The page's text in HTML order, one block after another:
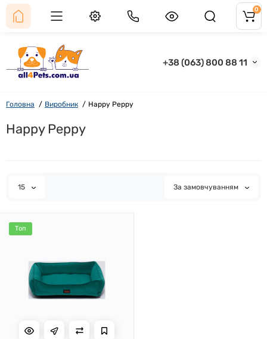
+38 (063) 800 88 11
0
Головна Виробник Happy Peppy
Happy Peppy
15 За замовчуванням
Топ